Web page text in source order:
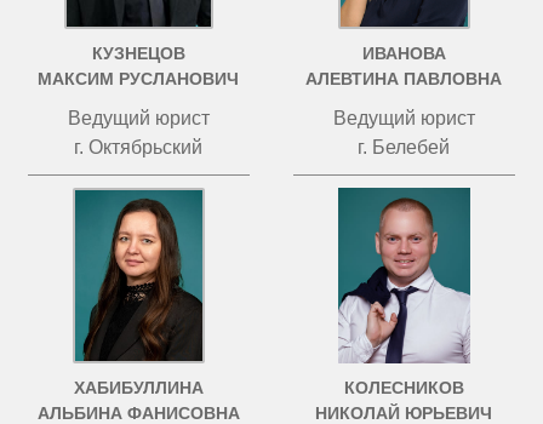
КУЗНЕЦОВ
МАКСИМ РУСЛАНОВИЧ
Ведущий юрист
г. Октябрьский
ИВАНОВА
АЛЕВТИНА ПАВЛОВНА
Ведущий юрист
г. Белебей
ХАБИБУЛЛИНА
АЛЬБИНА ФАНИСОВНА
КОЛЕСНИКОВ
НИКОЛАЙ ЮРЬЕВИЧ